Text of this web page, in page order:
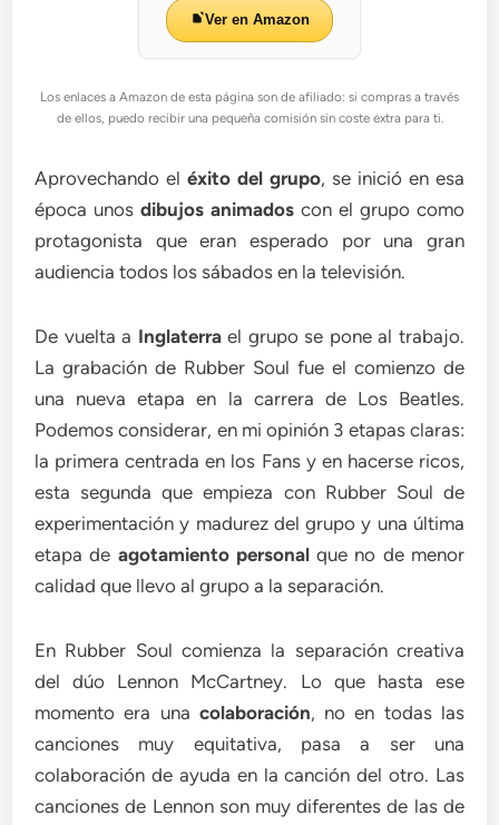
Ver en Amazon
Los enlaces a Amazon de esta página son de afiliado: si compras a través
de ellos, puedo recibir una pequeña comisión sin coste extra para ti.
Aprovechando eléxito del grupo, se inició en esa
época unosdibujos animados con el grupo como
protagonista que eran esperado por una gran
audiencia todos los sábados en la televisión.
De vuelta a Inglaterrael grupo se pone al trabajo.
La grabación de Rubber Soul fue el comienzo de
una nueva etapa en la carrera de Los Beatles.
Podemos considerar, en mi opinión 3 etapas claras:
la primera centrada en los Fans y en hacerse ricos,
esta segunda que empieza con Rubber Soul de
experimentación y madurez del grupo y una última
etapa de agotamiento personalque no de menor
calidad que llevo al grupo a la separación.
En Rubber Soul comienza la separación creativa
del dúo Lennon McCartney. Lo que hasta ese
momento era una colaboración, no en todas las
canciones muy equitativa, pasa a ser una
colaboración de ayuda en la canción del otro. Las
canciones de Lennon son muy diferentes de las de